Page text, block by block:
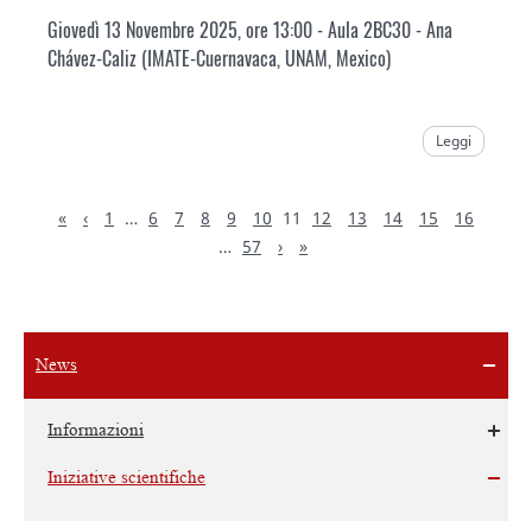
News
Informazioni
Iniziative scientifiche
Giovedì 13 Novembre 2025, ore 13:00 - Aula 2BC30 - Ana
Chávez-Caliz (IMATE-Cuernavaca, UNAM, Mexico)
Leggi
« ‹ 1 … 6 7 8 9 10 11 12 13 14 15
16
… 57 › »